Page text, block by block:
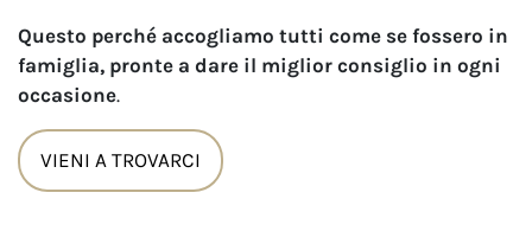
Questo perché accogliamo tutti come se fossero in
famiglia, pronte a dare il miglior consiglio in ogni
occasione.
VIENI A TROVARCI